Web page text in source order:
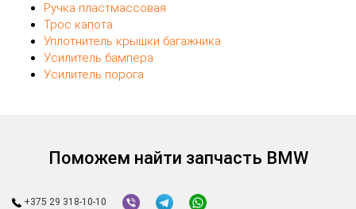
Ручка пластмассовая
Трос капота
Уплотнитель крышки багажника
Усилитель бампера
Усилитель порога
Поможем найти запчасть BMW
+375 29 318-10-10